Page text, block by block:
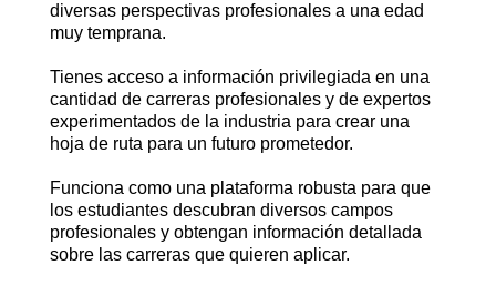
diversas perspectivas profesionales a una edad
muy temprana.
Tienes acceso a información privilegiada en una
cantidad de carreras profesionales y de expertos
experimentados de la industria para crear una
hoja de ruta para un futuro prometedor.
Funciona como una plataforma robusta para que
los estudiantes descubran diversos campos
profesionales y obtengan información detallada
sobre las carreras que quieren aplicar.